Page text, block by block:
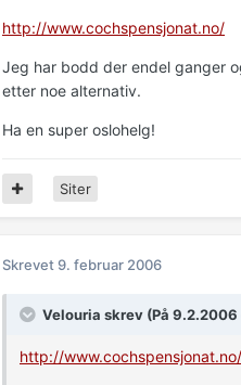
http://www.cochspensjonat.no/
Jeg har bodd der endel ganger
etter noe alternativ.
Ha en super oslohelg!
Siter
Skrevet9. februar 2006
Velouria skrev (På 9.2.2006
http://www.cochspensjonat.no/